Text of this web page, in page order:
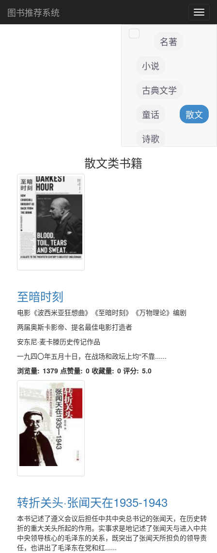
图书推荐系统
名著
小说
古典文学
童话
散文
诗歌
散文类书籍
至暗时刻
电影《波西米亚狂想曲》《至暗时刻》《万物理论》编剧
两届奥斯卡影帝、提名最佳电影打造者
安东尼·麦卡滕历史传记作品
一九四〇年五月十日，在战场和政坛上均“不靠......
浏览量: 1379 点赞量: 0 收藏量: 0 评分: 5.0
转折关头·张闻天在1935-1943
本书记述了遵义会议后担任中共中央总书记的张闻天，在历史转
折的重大关头所起的作用。实事求是地记述了张闻天与进入中共
中央领导核心的毛泽东的关系，既突出了张闻天所担负的领导责
任，也讲出了毛泽东在党和红......